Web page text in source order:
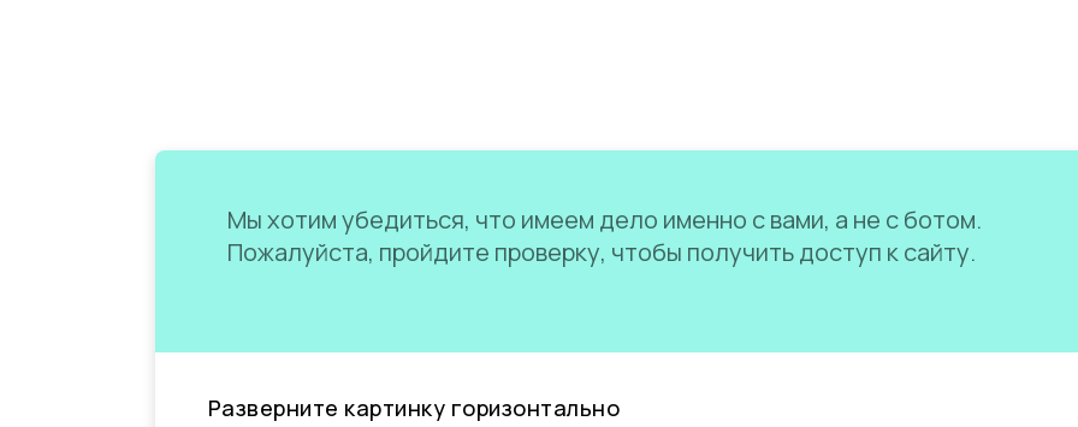
Мы хотим убедиться, что имеем дело именно с вами, а не с ботом.
Пожалуйста, пройдите проверку, чтобы получить доступ к сайту.
Разверните картинку горизонтально